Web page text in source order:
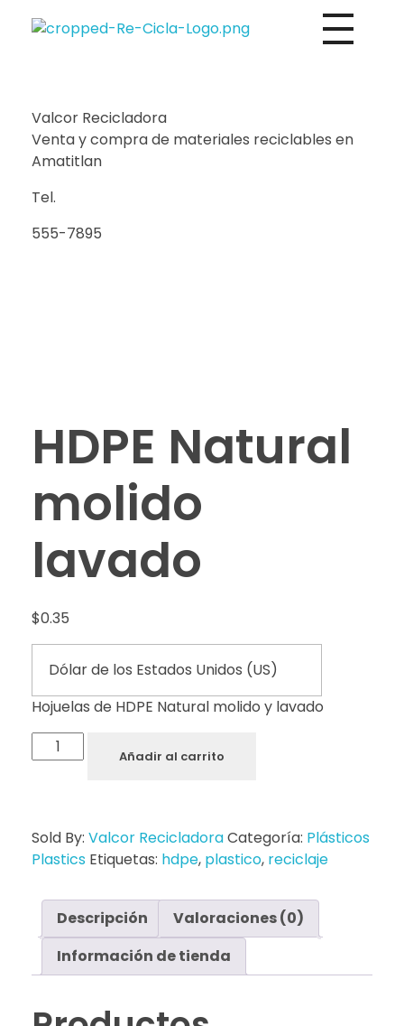
Valcor Recicladora
Venta y compra de materiales reciclables en
Amatitlan
Tel.
555-7895
HDPE Natural
molido
lavado
$0.35
Hojuelas de HDPE Natural molido y lavado
Añadir al carrito
Sold By: Valcor RecicladoraCategoría: Plásticos
Plastics Etiquetas: hdpe, plastico, reciclaje
Descripción
Valoraciones (0)
Información de tienda